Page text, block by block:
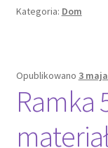
garażem
czym
myśleć
zanim
Kategoria: Dom
Opublikowano 3
Ramka